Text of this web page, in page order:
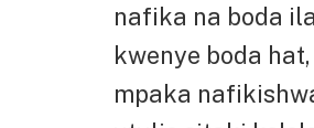
nafika na boda
kwenye boda
mpaka